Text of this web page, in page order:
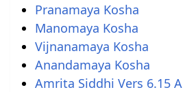
Pranamaya Kosha
Manomaya Kosha
Vijnanamaya Kosha
Anandamaya Kosha
Amrita Siddhi Vers 6.15